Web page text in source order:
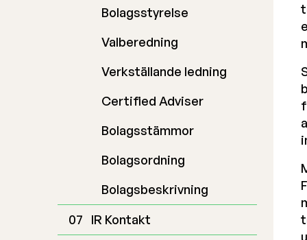
Bolagsstyrelse
Valberedning
Verkställande ledning
Certified Adviser
Bolagsstämmor
Bolagsordning
Bolagsbeskrivning
IR Kontakt